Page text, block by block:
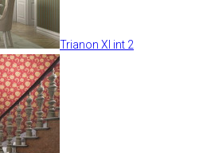
Trianon XI int 2